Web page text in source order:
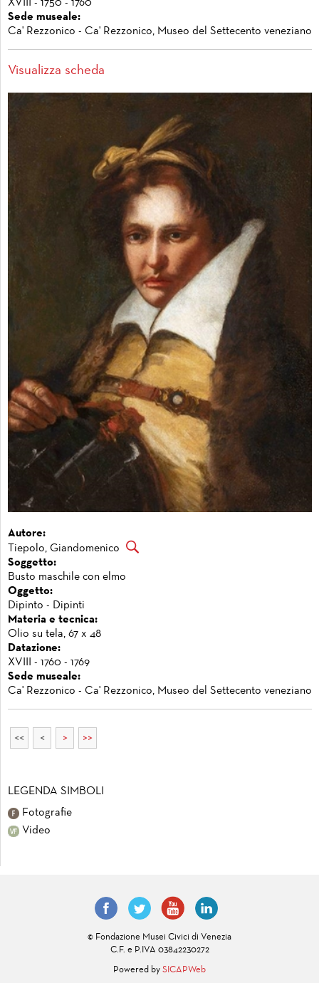
XVIII - 1750 - 1760
Sede museale:
Ca' Rezzonico - Ca' Rezzonico, Museo del Settecento veneziano
Visualizza scheda
Autore:
Tiepolo, Giandomenico
Soggetto:
Busto maschile con elmo
Oggetto:
Dipinto - Dipinti
Materia e tecnica:
Olio su tela, 67 x 48
Datazione:
XVIII - 1760 - 1769
Sede museale:
Ca' Rezzonico - Ca' Rezzonico, Museo del Settecento veneziano
<< < > >>
LEGENDA SIMBOLI
Fotografie
Video
© Fondazione Musei Civici di Venezia
C.F. e P.IVA 03842230272
Powered by SICAPWeb